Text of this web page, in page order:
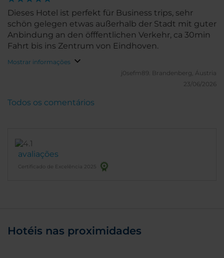
Dieses Hotel ist perfekt für Business trips, sehr
schön gelegen etwas außerhalb der Stadt mit guter
Anbindung an den öfffentlichen Verkehr, ca 30min
Fahrt bis ins Zentrum von Eindhoven.
Mostrar informações
j0sefm89. Brandenberg, Áustria
23/06/2026
avaliações
Certificado de Excelência 2025
Todos os comentários
Hotéis nas proximidades